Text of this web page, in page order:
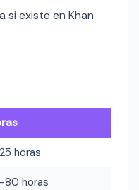
si existe en Khan
horas
80 horas